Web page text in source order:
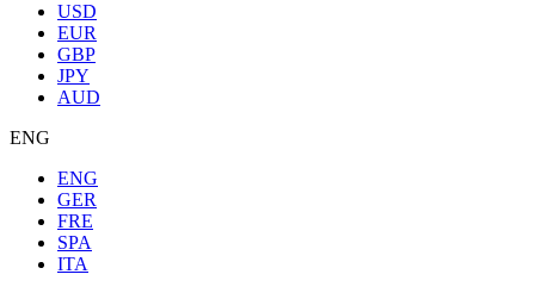
USD
EUR
GBP
JPY
AUD
ENG
ENG
GER
FRE
SPA
ITA